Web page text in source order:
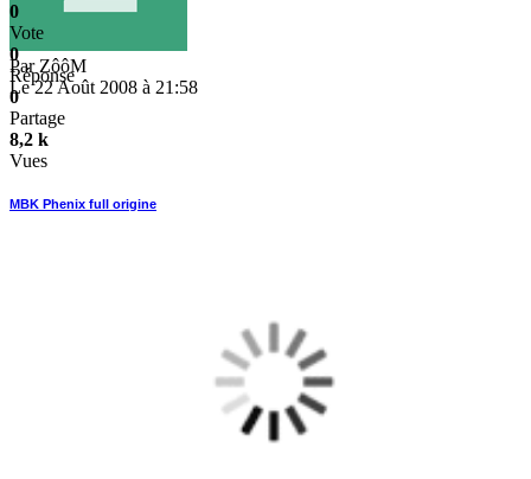
Par ZôôM
Le 22 Août 2008 à 21:58
0
Vote
0
Réponse
0
Partage
8,2 k
Vues
MBK Phenix full origine